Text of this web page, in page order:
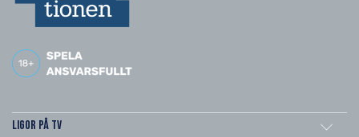
Ligor på TV